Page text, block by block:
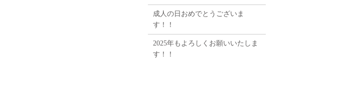
成人の日おめでとうございま
す！！
2025年もよろしくお願いいたしま
す！！